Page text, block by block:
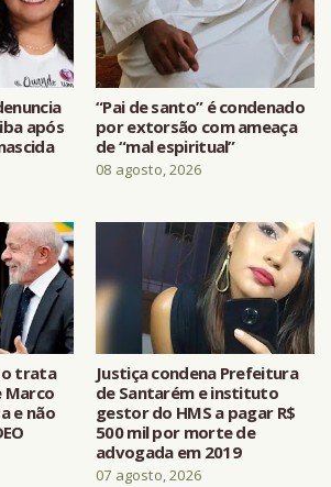
após
“Pai de santo” é condenado
por extorsão com ameaça
de “mal espiritual”
08 agosto, 2026
o trata
Marco
e não
Justiça condena Prefeitura
de Santarém e instituto
gestor do HMS a pagar R$
500 mil por morte de
advogada em 2019
07 agosto, 2026